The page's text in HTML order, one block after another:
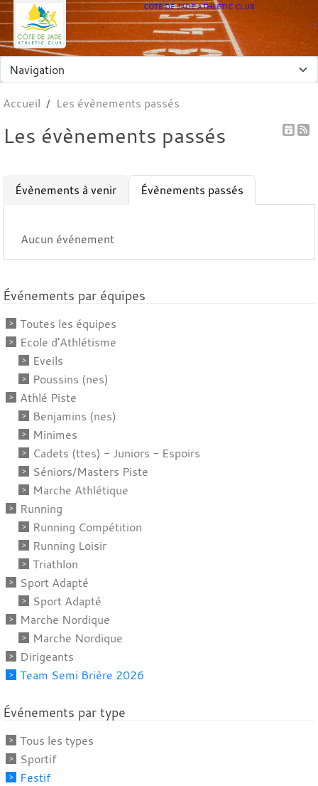
COTE DE JADE ATHLETIC CLUB
Accueil Les évènements passés
Les évènements passés
Évènements à venir Évènements passés
Aucun événement
Événements par équipes
Toutes les équipes
Ecole d'Athlétisme
Eveils
Poussins (nes)
Athlé Piste
Benjamins (nes)
Minimes
Cadets (ttes) - Juniors - Espoirs
Séniors/Masters Piste
Marche Athlétique
Running
Running Compétition
Running Loisir
Triathlon
Sport Adapté
Sport Adapté
Marche Nordique
Marche Nordique
Dirigeants
Team Semi Brière 2026
Événements par type
Tous les types
Sportif
Festif
Panneau de gestion des cookies